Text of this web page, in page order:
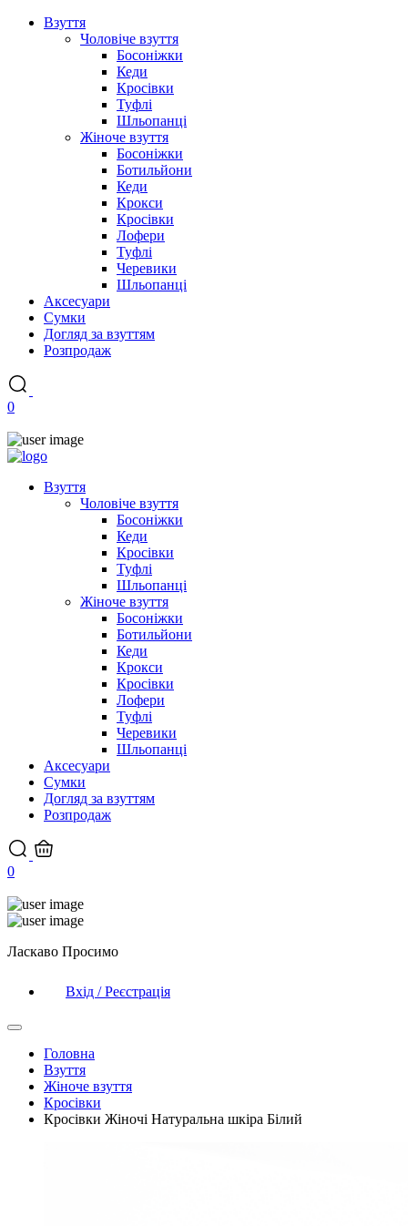
Взуття
Чоловіче взуття
Босоніжки
Кеди
Кросівки
Туфлі
Шльопанці
Жіноче взуття
Босоніжки
Ботильйони
Кеди
Крокси
Кросівки
Лофери
Туфлі
Черевики
Шльопанці
Аксесуари
Сумки
Догляд за взуттям
Розпродаж
0
Взуття
Чоловіче взуття
Босоніжки
Кеди
Кросівки
Туфлі
Шльопанці
Жіноче взуття
Босоніжки
Ботильйони
Кеди
Крокси
Кросівки
Лофери
Туфлі
Черевики
Шльопанці
Аксесуари
Сумки
Догляд за взуттям
Розпродаж
0
Ласкаво Просимо
Вхід / Реєстрація
Головна
Взуття
Жіноче взуття
Кросівки
Кросівки Жіночі Натуральна шкіра Білий